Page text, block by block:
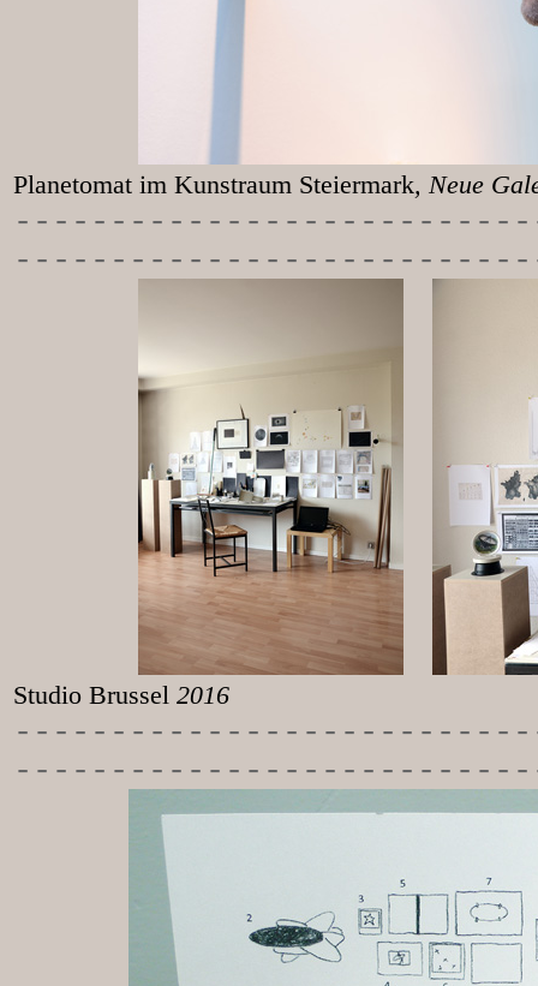
Planetomat im Kunstraum Steiermark,
-----------
Studio Brussel 2016
-----------